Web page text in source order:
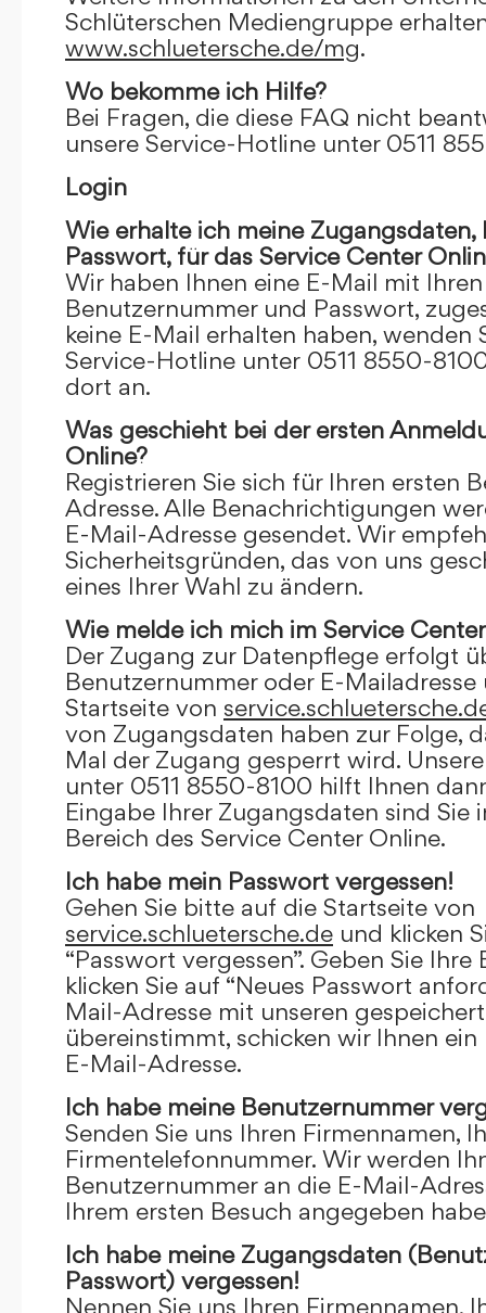
Schlüterschen Mediengruppe
www.schluetersche.de/mg.
Wo bekomme ich Hilfe?
Bei Fragen, die diese FAQ nicht
unsere Service-Hotline unter 0511
Login
Wie erhalte ich meine
Passwort, für das Service Center
Wir haben Ihnen eine E-Mail mit
Benutzernummer und Passwort,
keine E-Mail erhalten haben, wenden
Service-Hotline unter 0511 8550-
dort an.
Was geschieht bei der ersten
Online?
Registrieren Sie sich für Ihren ersten
Adresse. Alle Benachrichtigungen
E-Mail-Adresse gesendet. Wir
Sicherheitsgründen, das von uns
eines Ihrer Wahl zu ändern.
Wie melde ich mich im Service
Der Zugang zur Datenpflege erfolgt
Benutzernummer oder E-
Startseite von
von Zugangsdaten haben zur Folge,
Mal der Zugang gesperrt wird.
unter 0511 8550-8100 hilft Ihnen
Eingabe Ihrer Zugangsdaten sind Sie
Bereich des Service Center Online.
Ich habe mein Passwort vergessen!
Gehen Sie bitte auf die Startseite von
service.schluetersche.de und klicken
“Passwort vergessen”. Geben Sie
klicken Sie auf “Neues Passwort
Mail-Adresse mit unseren
übereinstimmt, schicken wir Ihnen
E-Mail-Adresse.
Ich habe meine Benutzernummer
Senden Sie uns Ihren Firmennamen,
Firmentelefonnummer. Wir werden
Benutzernummer an die E-Mail-
Ihrem ersten Besuch angegeben
Ich habe meine Zugangsdaten
Passwort) vergessen!
Nennen Sie uns Ihren Firmennamen,